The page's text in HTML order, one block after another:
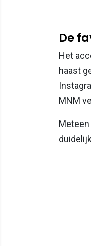
De
Het
haast
MNM